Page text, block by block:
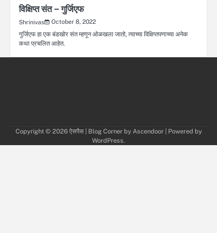
विक्षिप्त संत – गुर्जिएफ
Shrinivas
October 8, 2022
गुर्जिएफ हा एक बंडखोर संत म्हणून ओळखला जातो, त्याच्या विक्षिप्तपणाच्या अनेक
कथा प्रचलित आहेत.
Copyright © 2026 ऐसपैस| Blog Corner by Ascendoor| Powered by
WordPress.